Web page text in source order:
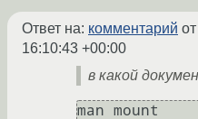
Ответ на: комментарий
16:10:43 +00:00
в какой